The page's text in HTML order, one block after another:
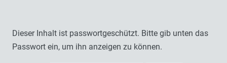
Dieser Inhalt ist passwortgeschützt. Bitte gib unten das
Passwort ein, um ihn anzeigen zu können.